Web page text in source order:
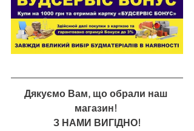
Дякуємо Вам, що обрали наш
магазин!
З НАМИ ВИГІДНО!